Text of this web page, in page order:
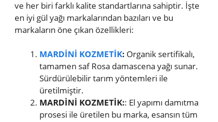
ve her biri farklı kalite standartlarına sahiptir. İşte
en iyi gül yağı markalarından bazıları ve bu
markaların öne çıkan özellikleri:
MARDİNİ KOZMETİK: Organik sertifikalı,
tamamen saf Rosa damascena yağı sunar.
Sürdürülebilir tarım yöntemleri ile
üretilmiştir.
MARDİNİ KOZMETİK:: El yapımı damıtma
prosesi ile üretilen bu marka, esansın tüm